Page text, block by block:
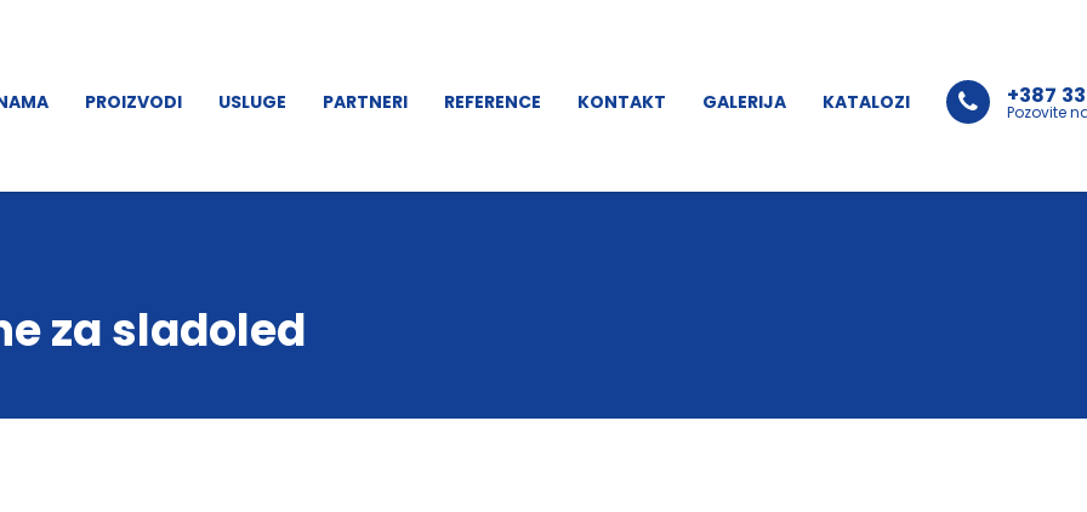
PROIZVODI USLUGE PARTNERI REFERENCE KONTAKT GALERIJA KATALOZI +387
Pozovite
za sladoled